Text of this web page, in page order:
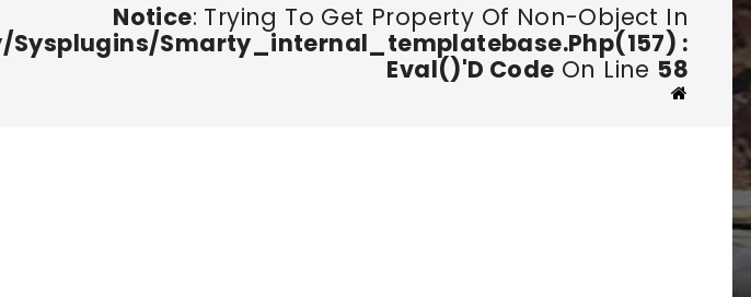
Notice: Trying To Get Property Of Non-Object In
smarty_internal_templatebase.php(157) :
Eval()'d Code On Line 58